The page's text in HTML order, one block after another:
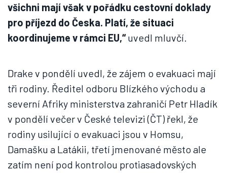
všichni mají však v pořádku cestovní doklady
pro příjezd do Česka. Platí, že situaci
koordinujeme v rámci EU,“uvedl mluvčí.
Drake v pondělí uvedl, že zájem o evakuaci mají
tři rodiny. Ředitel odboru Blízkého východu a
severní Afriky ministerstva zahraničí Petr Hladík
v pondělí večer v České televizi (ČT) řekl, že
rodiny usilující o evakuaci jsou v Homsu,
Damašku a Latákii, třetí jmenované město ale
zatím není pod kontrolou protiasadovských